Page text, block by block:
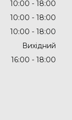
10:00
18:00
10:00
18:00
10:00
18:00
Вихідний
16:00 18:00